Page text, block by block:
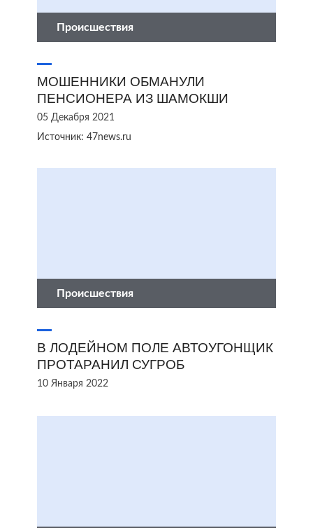
Происшествия
МОШЕННИКИ ОБМАНУЛИ
ПЕНСИОНЕРА ИЗ ШАМОКШИ
05 Декабря 2021
Источник: 47news.ru
Происшествия
В ЛОДЕЙНОМ ПОЛЕ АВТОУГОНЩИК
ПРОТАРАНИЛ СУГРОБ
10 Января 2022